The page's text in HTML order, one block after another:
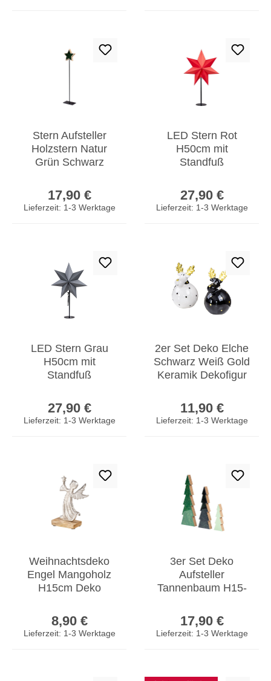
Stern Aufsteller
Holzstern Natur
Grün Schwarz
Weihnachten
Stehdeko
17,90 €
Lieferzeit: 1-3 Werktage
LED Stern Rot
H50cm mit
Standfuß
Leuchtstern
Tischdeko
Weihnachtsdeko
27,90 €
Lieferzeit: 1-3 Werktage
LED Stern Grau
H50cm mit
Standfuß
Leuchtstern
Tischdeko
Weihnachtsdeko
27,90 €
Lieferzeit: 1-3 Werktage
2er Set Deko Elche
Schwarz Weiß Gold
Keramik Dekofigur
Tischdeko
11,90 €
Lieferzeit: 1-3 Werktage
Weihnachtsdeko
Engel Mangoholz
H15cm Deko
Metall Weihnachten
8,90 €
Lieferzeit: 1-3 Werktage
3er Set Deko
Aufsteller
Tannenbaum H15-
Schwarz Holz
Weihnachtsdeko
17,90 €
Lieferzeit: 1-3 Werktage